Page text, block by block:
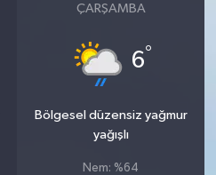
ÇARŞAMBA
6°
Bölgesel düzensiz yağmur
yağışlı
Nem: %64